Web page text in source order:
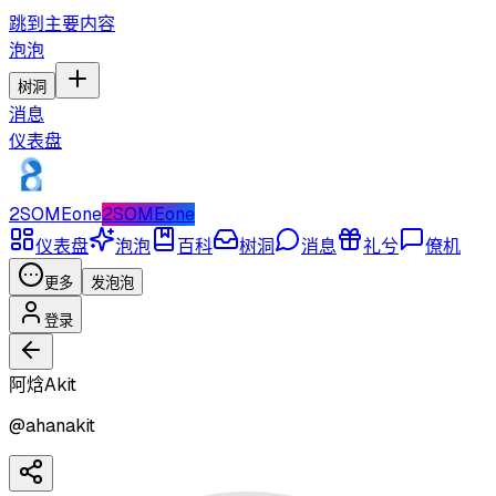
跳到主要内容
泡泡
树洞
消息
仪表盘
2SOMEone2SOMEone
仪表盘
泡泡 百科 树洞 消息 礼兮 僚机
更多 发泡泡
登录
阿焓Akit
@ahanakit